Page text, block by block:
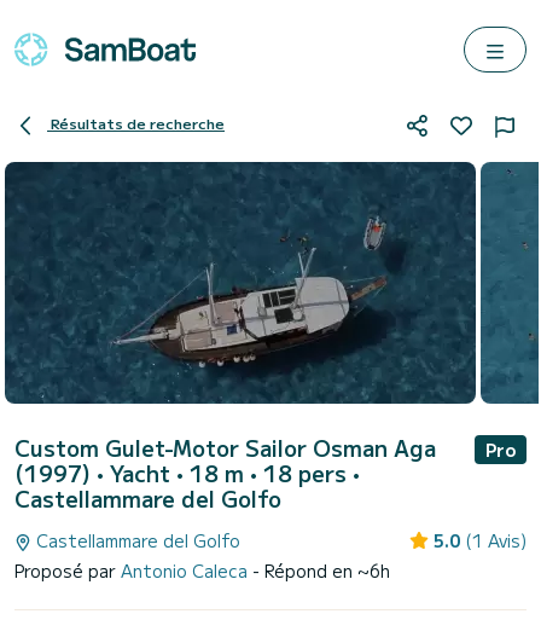
Résultats de recherche
Custom Gulet-Motor Sailor Osman Aga
(1997) • Yacht • 18 m • 18 pers •
Castellammare del Golfo
Pro
Castellammare del Golfo 5.0 (1 Avis)
Proposé par Antonio Caleca - Répond en ~6h